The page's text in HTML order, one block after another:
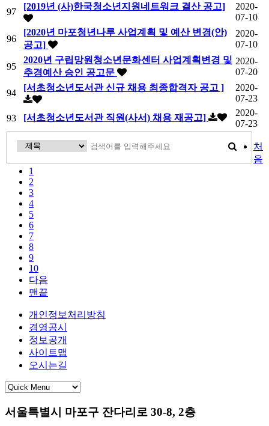
97
[2019년 (사)한국청소년지원네트워크 결산 공고]
2020-
07-10
96
[2020년 마포청년나루 사업계획 및 예산 변경(안)
공고]
2020-
07-10
95
2020년 구립망원청소년문화센터 사업계획변경 및
추경예산 승인 공고문
2020-
07-20
94
[서초청소년도서관 신규 채용 최종합격자 공고 ]
2020-
07-23
93
[서초청소년도서관 직원(사서) 채용 재공고]
2020-
07-23
처
음
1
2
3
4
5
6
7
8
9
10
다음
맨끝
개인정보처리방침
경영공시
정보공개
사이트맵
오시는길
서울특별시 마포구 잔다리로 30-8, 2층